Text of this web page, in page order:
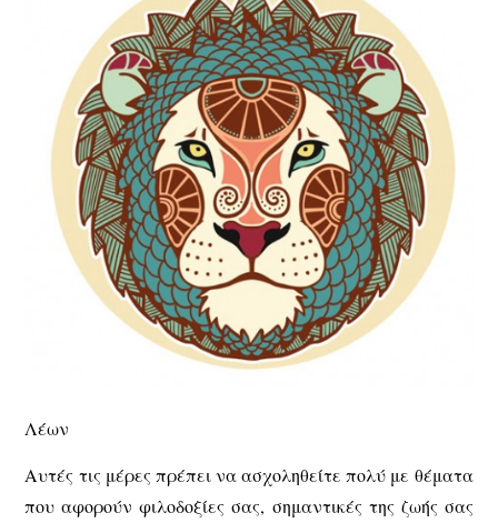
Λέων
Αυτές τις μέρες πρέπει να ασχοληθείτε πολύ με θέματα
που αφορούν φιλοδοξίες σας, σημαντικές της ζωής σας